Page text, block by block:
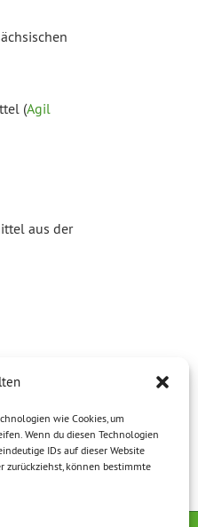
wie Cookies, um
Wenn du diesen Technologien
IDs auf dieser Website
zurückziehst, können bestimmte
(Agil
aus der